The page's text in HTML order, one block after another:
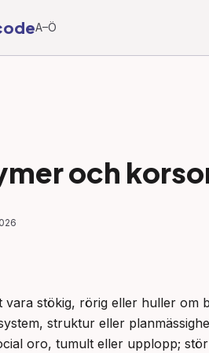
A–Ö
och
vara stökig, rörig eller huller om
struktur eller
oro, tumult eller upplopp;